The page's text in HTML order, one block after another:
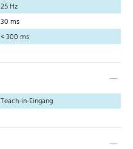
25 Hz
30 ms
< 300 ms
Teach-in-Eingang